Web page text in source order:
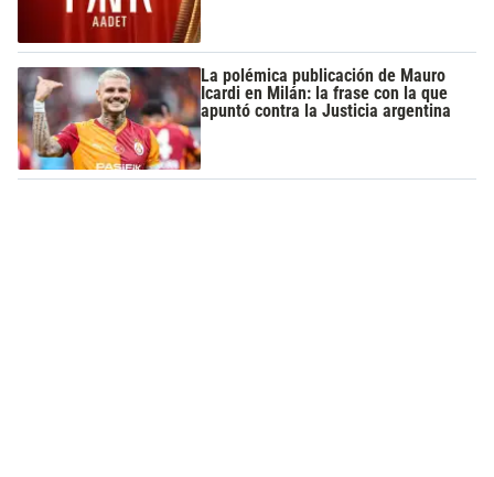
La polémica publicación de Mauro
Icardi en Milán: la frase con la que
apuntó contra la Justicia argentina